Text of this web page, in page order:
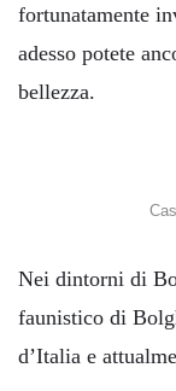
fortunatamente
adesso potete
bellezza.
Nei dintorni di
faunistico di
d’Italia e